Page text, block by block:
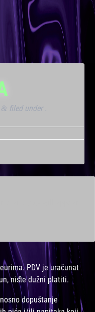
& filed under .
PDV je uračunat
niste dužni platiti.
dopuštanje